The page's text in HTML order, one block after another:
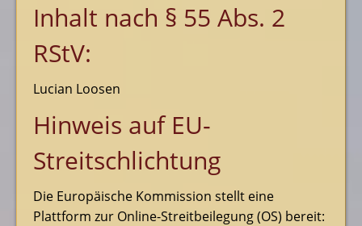
Inhalt nach § 55 Abs. 2
RStV:
Lucian Loosen
Hinweis auf EU-
Streitschlichtung
Die Europäische Kommission stellt eine
Plattform zur Online-Streitbeilegung (OS) bereit: